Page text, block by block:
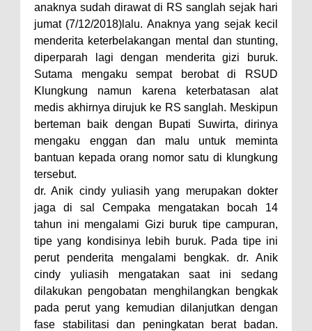
anaknya sudah dirawat di RS sanglah sejak hari
jumat (7/12/2018)lalu. Anaknya yang sejak kecil
menderita keterbelakangan mental dan stunting,
diperparah lagi dengan menderita gizi buruk.
Sutama mengaku sempat berobat di RSUD
Klungkung namun karena keterbatasan alat
medis akhirnya dirujuk ke RS sanglah. Meskipun
berteman baik dengan Bupati Suwirta, dirinya
mengaku enggan dan malu untuk meminta
bantuan kepada orang nomor satu di klungkung
tersebut.
dr. Anik cindy yuliasih yang merupakan dokter
jaga di sal Cempaka mengatakan bocah 14
tahun ini mengalami Gizi buruk tipe campuran,
tipe yang kondisinya lebih buruk. Pada tipe ini
perut penderita mengalami bengkak. dr. Anik
cindy yuliasih mengatakan saat ini sedang
dilakukan pengobatan menghilangkan bengkak
pada perut yang kemudian dilanjutkan dengan
fase stabilitasi dan peningkatan berat badan.